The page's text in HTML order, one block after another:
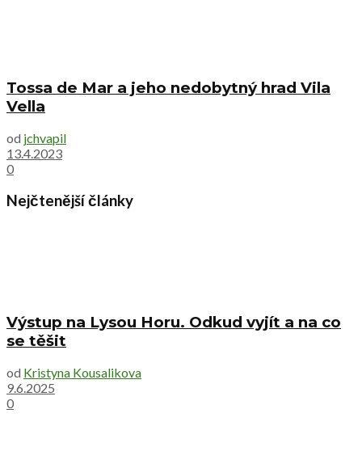
Tossa de Mar a jeho nedobytný hrad Vila
Vella
od jchvapil
13.4.2023
0
Nejčtenější články
Výstup na Lysou Horu. Odkud vyjít a na co
se těšit
od Kristyna Kousalikova
9.6.2025
0